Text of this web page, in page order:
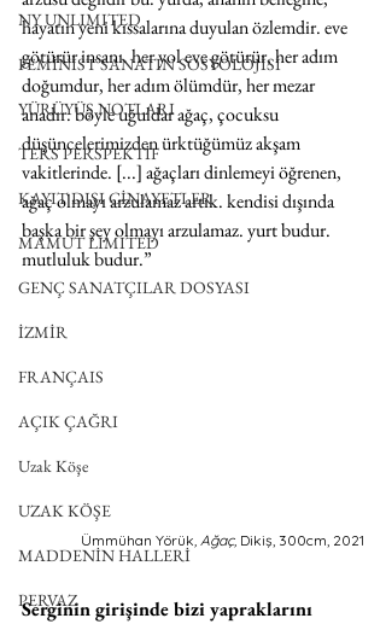
NY UNLIMITED
FEMİNİST SANATIN SOSYOLOJİSİ
YÜRÜYÜŞ NOTLARI
TERS PERSPEKTİF
KAYIT DIŞI CİNAYETLER
MAMUT LIMITED
GENÇ SANATÇILAR DOSYASI
İZMİR
FRANÇAIS
AÇIK ÇAĞRI
Uzak Köşe
UZAK KÖŞE
MADDENİN HALLERİ
PERVAZ
hayatın yeni kıssalarına duyulan özlemdir. eve
götürür insanı. her yol eve götürür, her adım
doğumdur, her adım ölümdür, her mezar
anadır. böyle uğuldar ağaç, çocuksu
düşüncelerimizden ürktüğümüz akşam
vakitlerinde. [...] ağaçları dinlemeyi öğrenen,
ağaç olmayı arzulamaz artık. kendisi dışında
başka bir şey olmayı arzulamaz. yurt budur.
mutluluk budur.”
Ümmühan Yörük, Ağaç, Dikiş, 300cm, 2021
Serginin girişinde bizi yapraklarını